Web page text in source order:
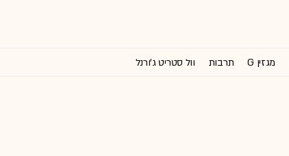
מגזין G תרבות וול סטריט ג'ורנל